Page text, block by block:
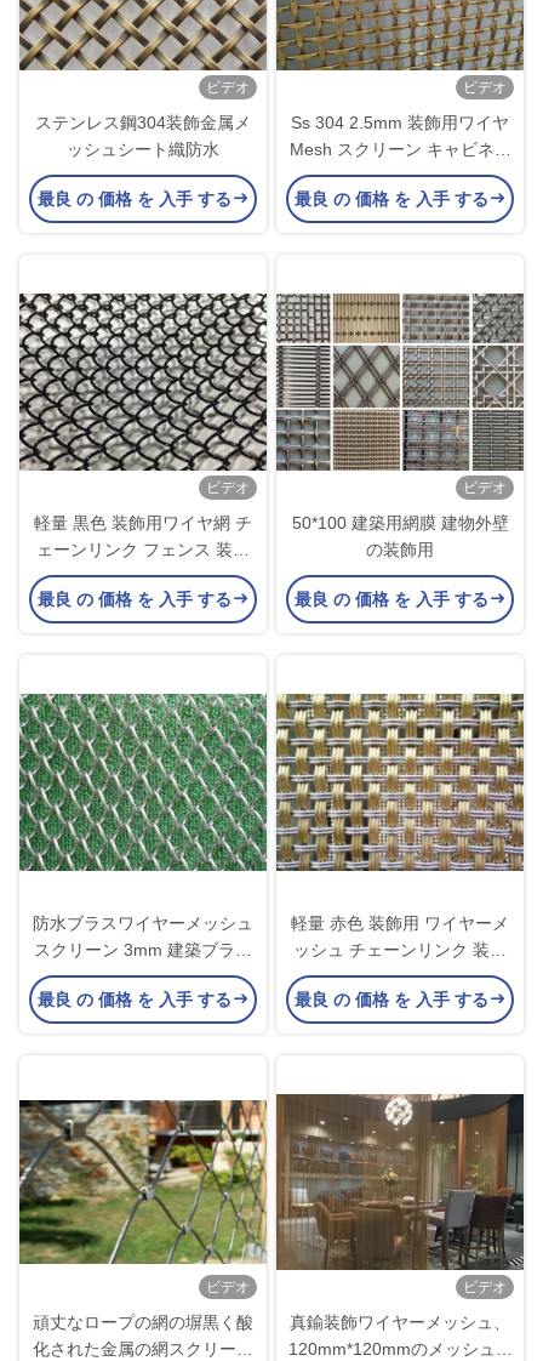
ビデオ
ステンレス鋼304装飾金属メ
ッシュシート織防水
最良 の 価格 を 入手 する
ビデオ
Ss 304 2.5mm 装飾用ワイヤ
Mesh スクリーン キャビネッ
ト ドア
最良 の 価格 を 入手 する
ビデオ
軽量 黒色 装飾用ワイヤ網 チ
ェーンリンク フェンス 装飾
用金属網
最良 の 価格 を 入手 する
ビデオ
50*100 建築用網膜 建物外壁
の装飾用
最良 の 価格 を 入手 する
防水ブラスワイヤーメッシュ
スクリーン 3mm 建築ブラス
メッシュ
最良 の 価格 を 入手 する
軽量 赤色 装飾用 ワイヤーメ
ッシュ チェーンリンク 装飾
用 メタルメッシュ
最良 の 価格 を 入手 する
ビデオ
頑丈なロープの網の塀黒く酸
化された金属の網スクリーン
ビデオ
真鍮装飾ワイヤーメッシュ、
120mm*120mmのメッシュサ